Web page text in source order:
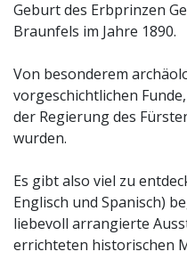
Geburt des Erbprinzen
Braunfels im Jahre 1890.
Von besonderem
vorgeschichtlichen
der Regierung des
wurden.
Es gibt also viel zu
Englisch und Spanisch)
liebevoll arrangierte
errichteten historischen